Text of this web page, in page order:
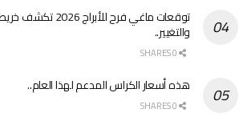
توقعات ماغي فرح للأبراج
والتغيير..
هذه أسعار الكراس المدعم لهذا العام..